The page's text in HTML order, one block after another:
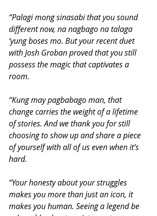
“Palagi mong sinasabi that you sound
different now, na nagbago na talaga
‘yung boses mo. But your recent duet
with Josh Groban proved that you still
possess the magic that captivates a
room.
“Kung may pagbabago man, that
change carries the weight of a lifetime
of stories. And we thank you for still
choosing to show up and share a piece
of yourself with all of us even when it’s
hard.
“Your honesty about your struggles
makes you more than just an icon, it
makes you human. Seeing a legend be